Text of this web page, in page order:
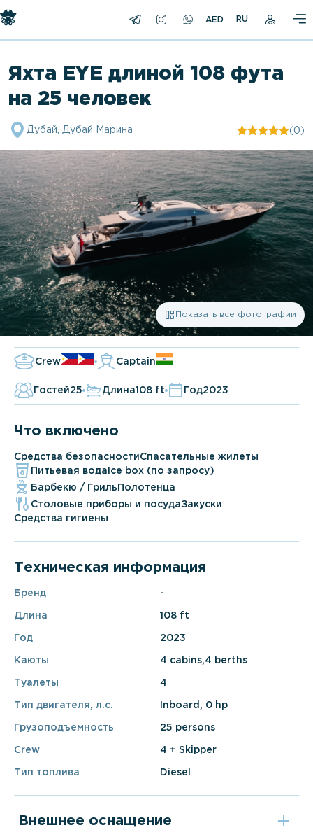
RU
Яхта EYE длиной 108 фута
на 25 человек
Дубай, Дубай Марина (0)
"/>
Показать все фотографии
Crew Captain
Гостей25 Длина108 ft Год2023
Что включено
Средства безопасностиСпасательные жилеты
Питьевая вода Ice box (по запросу)
Барбекю / Гриль Полотенца
Столовые приборы и посудаЗакуски
Средства гигиены
Техническая информация
Бренд -
Длина 108 ft
Год 2023
Каюты 4 cabins,4 berths
Туалеты 4
Тип двигателя, л.с. Inboard, 0 hp
Грузоподъемность 25 persons
Crew 4 + Skipper
Тип топлива Diesel
Внешнее оснащение